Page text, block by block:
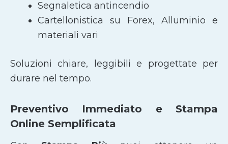
Segnaletica antincendio
Cartellonistica su Forex, Alluminio e
materiali vari
Soluzioni chiare, leggibili e progettate per
durare nel tempo.
Preventivo Immediato e Stampa
Online Semplificata